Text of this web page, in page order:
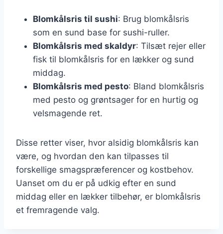
Blomkålsris til sushi: Brug blomkålsris
som en sund base for sushi-ruller.
Blomkålsris med skaldyr: Tilsæt rejer eller
fisk til blomkålsris for en lækker og sund
middag.
Blomkålsris med pesto: Bland blomkålsris
med pesto og grøntsager for en hurtig og
velsmagende ret.
Disse retter viser, hvor alsidig blomkålsris kan
være, og hvordan den kan tilpasses til
forskellige smagspræferencer og kostbehov.
Uanset om du er på udkig efter en sund
middag eller en lækker tilbehør, er blomkålsris
et fremragende valg.